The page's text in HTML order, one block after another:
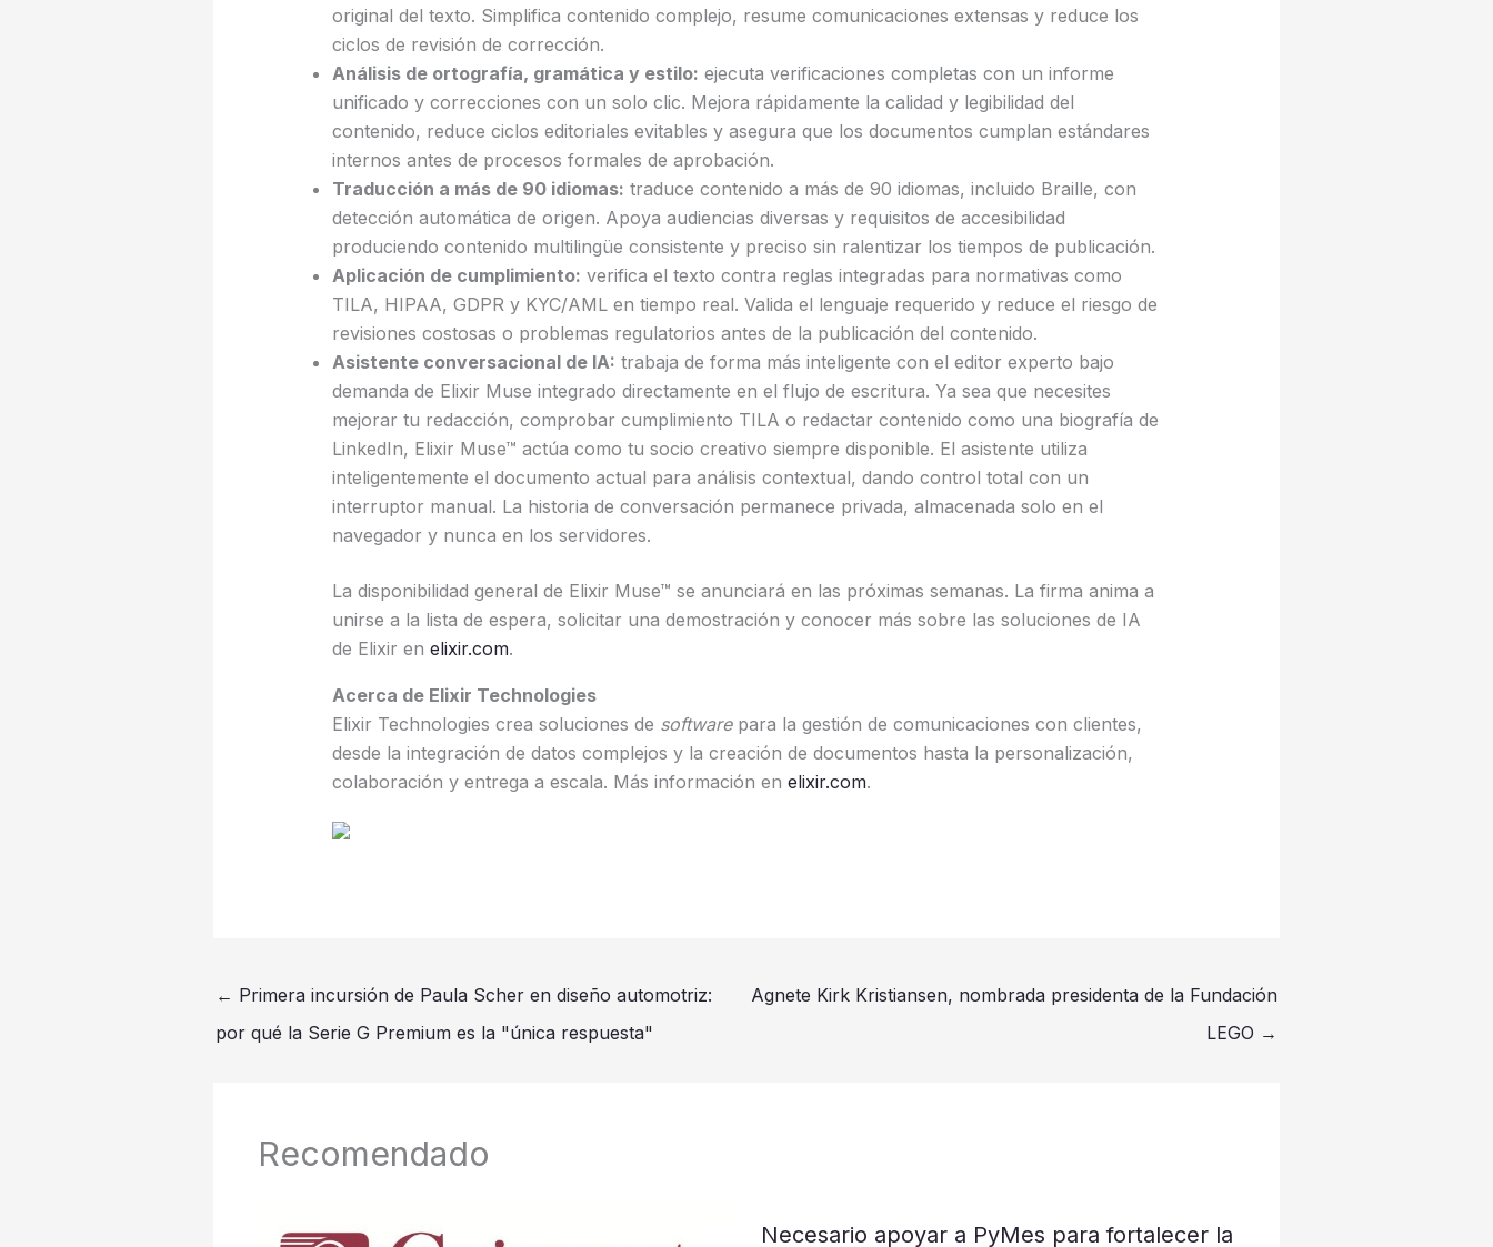
original del texto. Simplifica contenido complejo, resume comunicaciones extensas y reduce los
ciclos de revisión de corrección.
Análisis de ortografía, gramática y estilo: ejecuta verificaciones completas con un informe
unificado y correcciones con un solo clic. Mejora rápidamente la calidad y legibilidad del
contenido, reduce ciclos editoriales evitables y asegura que los documentos cumplan estándares
internos antes de procesos formales de aprobación.
Traducción a más de 90 idiomas: traduce contenido a más de 90 idiomas, incluido Braille, con
detección automática de origen. Apoya audiencias diversas y requisitos de accesibilidad
produciendo contenido multilingüe consistente y preciso sin ralentizar los tiempos de publicación.
Aplicación de cumplimiento: verifica el texto contra reglas integradas para normativas como
TILA, HIPAA, GDPR y KYC/AML en tiempo real. Valida el lenguaje requerido y reduce el riesgo de
revisiones costosas o problemas regulatorios antes de la publicación del contenido.
Asistente conversacional de IA: trabaja de forma más inteligente con el editor experto bajo
demanda de Elixir Muse integrado directamente en el flujo de escritura. Ya sea que necesites
mejorar tu redacción, comprobar cumplimiento TILA o redactar contenido como una biografía de
LinkedIn, Elixir Muse™ actúa como tu socio creativo siempre disponible. El asistente utiliza
inteligentemente el documento actual para análisis contextual, dando control total con un
interruptor manual. La historia de conversación permanece privada, almacenada solo en el
navegador y nunca en los servidores.
La disponibilidad general de Elixir Muse™ se anunciará en las próximas semanas. La firma anima a
unirse a la lista de espera, solicitar una demostración y conocer más sobre las soluciones de IA
de Elixir en elixir.com.
Acerca de Elixir Technologies
Elixir Technologies crea soluciones de softwarepara la gestión de comunicaciones con clientes,
desde la integración de datos complejos y la creación de documentos hasta la personalización,
colaboración y entrega a escala. Más información en elixir.com.
← Primera incursión de Paula Scher en diseño automotriz:
por qué la Serie G Premium es la "única respuesta"
Agnete Kirk Kristiansen, nombrada presidenta de la Fundación
LEGO →
Recomendado
​​​​​Necesario apoyar a PyMes para fortalecer la